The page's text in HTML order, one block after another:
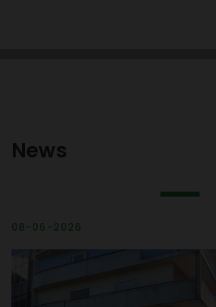
News
08-06-2026